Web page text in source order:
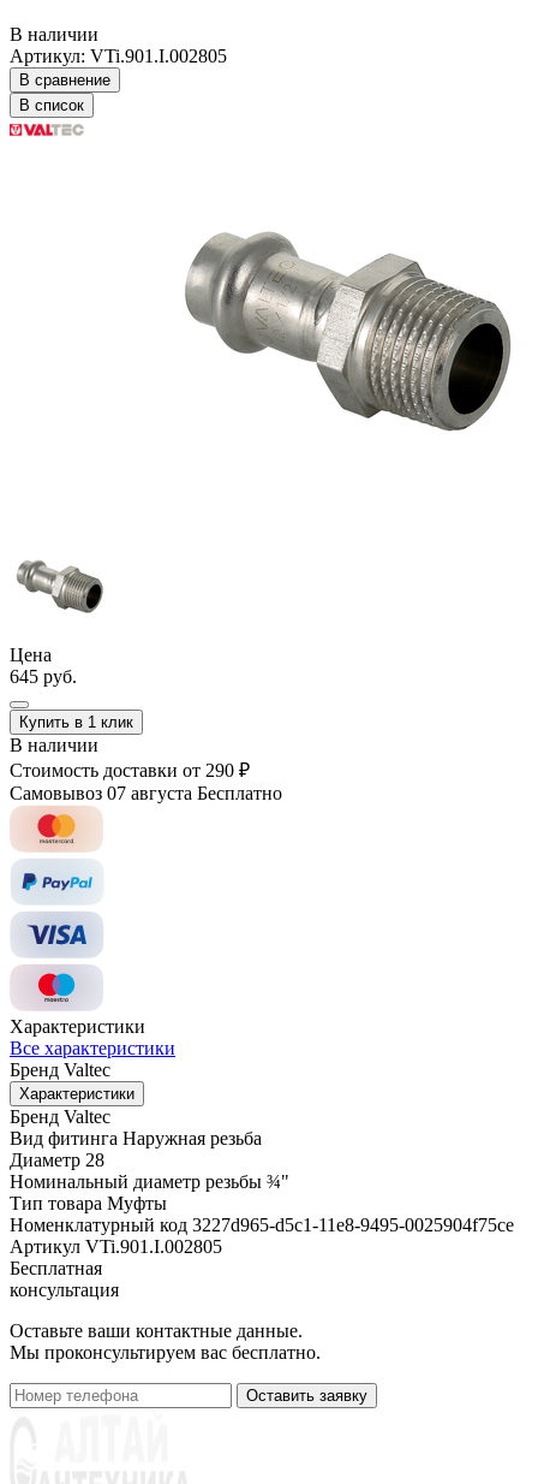
В наличии
Артикул: VTi.901.I.002805
В сравнение
В список
Цена
645 руб.
Купить в 1 клик
В наличии
Стоимость доставки от 290 ₽
Самовывоз 07 августа Бесплатно
Характеристики
Все характеристики
Бренд Valtec
Характеристики
Бренд Valtec
Вид фитинга Наружная резьба
Диаметр 28
Номинальный диаметр резьбы ¾"
Тип товара Муфты
Номенклатурный код 3227d965-d5c1-11e8-9495-0025904f75ce
Артикул VTi.901.I.002805
Бесплатная
консультация
Оставьте ваши контактные данные.
Мы проконсультируем вас бесплатно.
Оставить заявку